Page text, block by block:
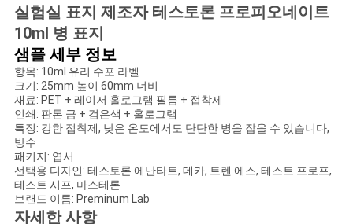
뉴
스
경
우
사
실험실 표지 제조자 테스토론 프로피오네이트
10ml 병 표지
샘플 세부 정보
항목: 10ml 유리 수포 라벨
크기: 25mm 높이 60mm 너비
재료: PET + 레이저 홀로그램 필름 + 접착제
인쇄: 판톤 금 + 검은색 + 홀로그램
특징: 강한 접착제, 낮은 온도에서도 단단한 병을 잡을 수 있습니다,
방수
패키지: 엽서
선택용 디자인: 테스토론 에난타트, 데카, 트렌 에스, 테스트 프로프,
테스트 시프, 마스테론
브랜드 이름: Preminum Lab
자세한 사항